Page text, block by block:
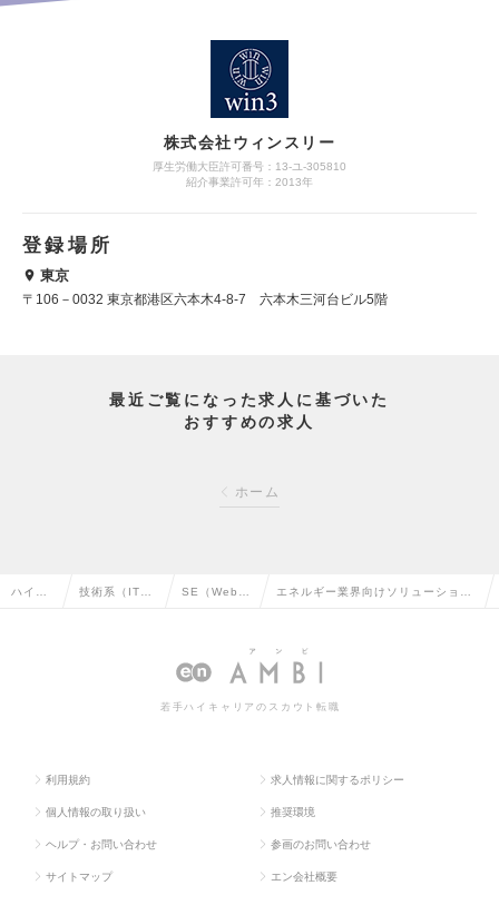
株式会社ウィンスリー
厚生労働大臣許可番号：13-ユ-305810
紹介事業許可年：2013年
登録場所
東京
〒106－0032 東京都港区六本木4-8-7 六本木三河台ビル5階
最近ご覧になった求人に基づいた
おすすめの求人
ホーム
ハイク 技術系（IT・ SE（Web・
系）の転職
エネルギー業界向けソリューション
(333873)の求人情報
若手ハイキャリアのスカウト転職
利用規約 求人情報に関するポリシー
個人情報の取り扱い 推奨環境
ヘルプ・お問い合わせ 参画のお問い合わせ
サイトマップ エン会社概要